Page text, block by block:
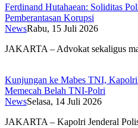
Ferdinand Hutahaean: Soliditas
Pemberantasan Korupsi
NewsRabu, 15 Juli 2026
JAKARTA – Advokat sekaligus
Kunjungan ke Mabes TNI,
Memecah Belah TNI-Polri
NewsSelasa, 14 Juli 2026
JAKARTA – Kapolri Jenderal